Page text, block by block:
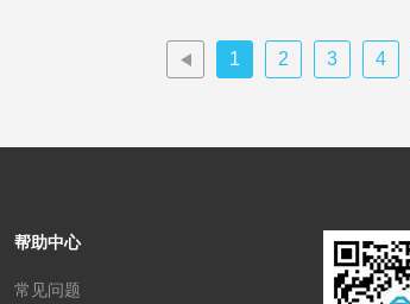
1 2 3 4
帮助中心
常见问题